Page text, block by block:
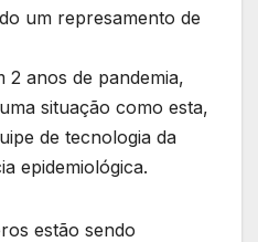
um represamento de
2 anos de pandemia,
situação como esta,
de tecnologia da
epidemiológica.
estão sendo